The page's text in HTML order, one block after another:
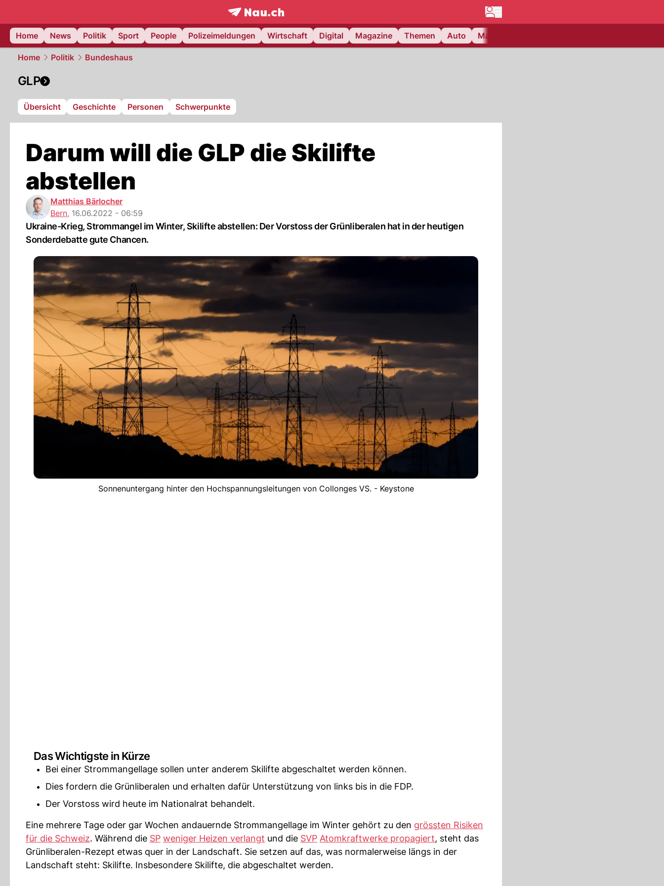
frontpage.NAU.ch
Home
News Politik Sport People Polizeimeldungen Wirtschaft Digital Magazine Themen Auto Matchcenter
Home Politik Bundeshaus
GLP
Übersicht Geschichte Personen Schwerpunkte
Darum will die GLP die Skilifte
abstellen
Matthias Bärlocher
Bern, 16.06.2022 - 06:59
Ukraine-Krieg, Strommangel im Winter, Skilifte abstellen: Der Vorstoss der Grünliberalen hat in der heutigen
Sonderdebatte gute Chancen.
Sonnenuntergang hinter den Hochspannungsleitungen von Collonges VS. - Keystone
Das Wichtigste in Kürze
Bei einer Strommangellage sollen unter anderem Skilifte abgeschaltet werden können.
Dies fordern die Grünliberalen und erhalten dafür Unterstützung von links bis in die FDP.
Der Vorstoss wird heute im Nationalrat behandelt.
Eine mehrere Tage oder gar Wochen andauernde Strommangellage im Winter gehört zu den grössten Risiken
für die Schweiz. Während die SP weniger Heizen verlangt und die SVP Atomkraftwerke propagiert, steht das
Grünliberalen-Rezept etwas quer in der Landschaft. Sie setzen auf das, was normalerweise längs in der
Landschaft steht: Skilifte. Insbesondere Skilifte, die abgeschaltet werden.